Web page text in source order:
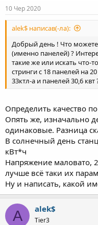
10 Чер 2020
alek$ написав(-ла):
Добрый день ! Что можете
(именно панелей) ?
такие же или искать что-
стринги с 18 панелей на
33ктл-а и панелей 30,6 квт
Определить качество
Опять же, изначально
одинаковые. Разница
В солнечный день
кВт*ч
Напряжение маловато,
лучше всё таки их
Ну и написать, какой
A alek$
Tier3